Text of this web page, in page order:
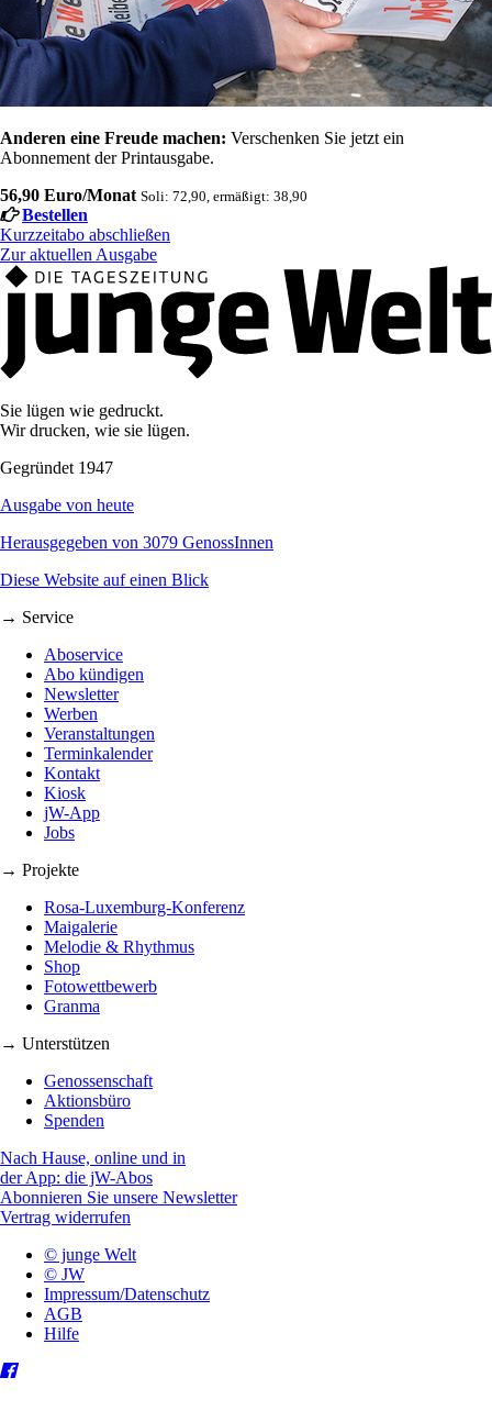
Anderen eine Freude machen: Verschenken Sie jetzt ein
Abonnement der Printausgabe.
56,90 Euro/Monat Soli: 72,90, ermäßigt: 38,90
Bestellen
Kurzzeitabo abschließen
Zur aktuellen Ausgabe
Sie lügen wie gedruckt.
Wir drucken, wie sie lügen.
Gegründet 1947
Ausgabe von heute
Herausgegeben von 3079 GenossInnen
Diese Website auf einen Blick
→ Service
Aboservice
Abo kündigen
Newsletter
Werben
Veranstaltungen
Terminkalender
Kontakt
Kiosk
jW-App
Jobs
→ Projekte
Rosa-Luxemburg-Konferenz
Maigalerie
Melodie & Rhythmus
Shop
Fotowettbewerb
Granma
→ Unterstützen
Genossenschaft
Aktionsbüro
Spenden
Nach Hause, online und in
der App: die jW-Abos
Abonnieren Sie unsere Newsletter
Vertrag widerrufen
© junge Welt
© JW
Impressum/Datenschutz
AGB
Hilfe